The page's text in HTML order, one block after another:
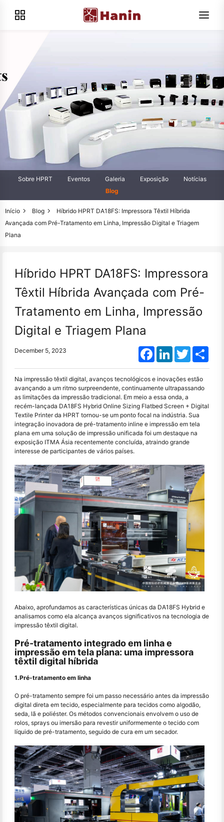
Sobre HPRT Eventos Galeria Exposição
Notícias
Blog
Início Blog
Híbrido HPRT DA18FS: Impressora Têxtil Híbrida
Avançada com Pré-Tratamento em Linha, Impressão Digital e Triagem
Plana
Híbrido HPRT DA18FS: Impressora
Têxtil Híbrida Avançada com Pré-
Tratamento em Linha, Impressão
Digital e Triagem Plana
December 5, 2023 FacebookLinkedInTwitter
Na impressão têxtil digital, avanços tecnológicos e inovações estão
avançando a um ritmo surpreendente, continuamente ultrapassando
as limitações da impressão tradicional. Em meio a essa onda, a
recém-lançada DA18FS Hybrid Online Sizing Flatbed Screen + Digital
Textile Printer da HPRT tornou-se um ponto focal na indústria. Sua
integração inovadora de pré-tratamento inline e impressão em tela
plana em uma solução de impressão unificada foi um destaque na
exposição ITMA Ásia recentemente concluída, atraindo grande
interesse de participantes de vários países.
Abaixo, aprofundamos as características únicas da DA18FS Hybrid e
analisamos como ela alcança avanços significativos na tecnologia de
impressão têxtil digital.
Pré-tratamento integrado em linha e
impressão em tela plana: uma impressora
têxtil digital híbrida
1.Pré-tratamento em linha
O pré-tratamento sempre foi um passo necessário antes da impressão
digital direta em tecido, especialmente para tecidos como algodão,
seda, lã e poliéster. Os métodos convencionais envolvem o uso de
rolos, sprays ou imersão para revestir uniformemente o tecido com
líquido de pré-tratamento, seguido de cura em um secador.